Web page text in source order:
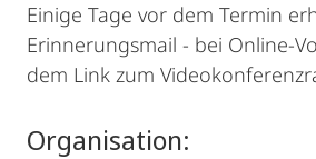
Einige Tage vor dem Termin
Erinnerungsmail - bei Online-
dem Link zum
Organisation: